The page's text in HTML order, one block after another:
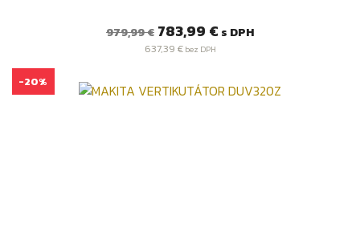
Bežná
979,99 € Cena
783,99 € s DPH
637,39 €bez DPH
-20%